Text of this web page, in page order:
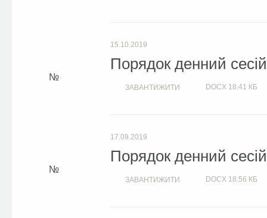
15.10.2019
Порядок денний
ЗАВАНТИЖИТИ DOCX 18.41 КБ
17.09.2019
Порядок денний
ЗАВАНТИЖИТИ DOCX 18.56 КБ